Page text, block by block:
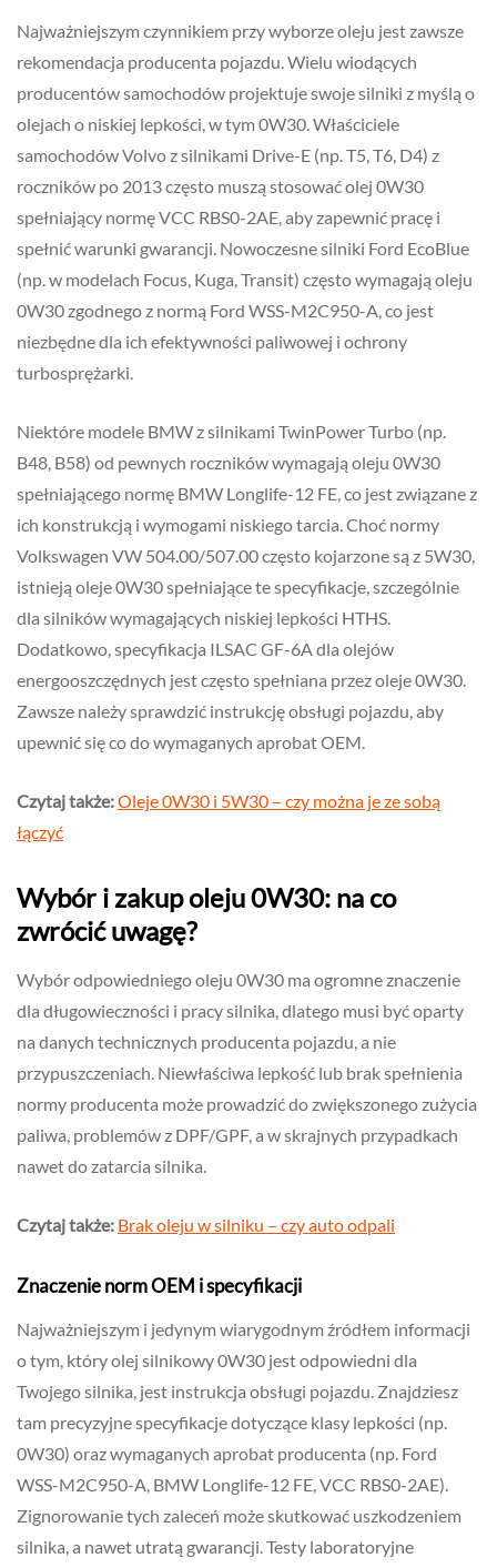
Najważniejszym czynnikiem przy wyborze oleju jest zawsze
rekomendacja producenta pojazdu. Wielu wiodących
producentów samochodów projektuje swoje silniki z myślą o
olejach o niskiej lepkości, w tym 0W30. Właściciele
samochodów Volvo z silnikami Drive-E (np. T5, T6, D4) z
roczników po 2013 często muszą stosować olej 0W30
spełniający normę VCC RBS0-2AE, aby zapewnić pracę i
spełnić warunki gwarancji. Nowoczesne silniki Ford EcoBlue
(np. w modelach Focus, Kuga, Transit) często wymagają oleju
0W30 zgodnego z normą Ford WSS-M2C950-A, co jest
niezbędne dla ich efektywności paliwowej i ochrony
turbosprężarki.
Niektóre modele BMW z silnikami TwinPower Turbo (np.
B48, B58) od pewnych roczników wymagają oleju 0W30
spełniającego normę BMW Longlife-12 FE, co jest związane z
ich konstrukcją i wymogami niskiego tarcia. Choć normy
Volkswagen VW 504.00/507.00 często kojarzone są z 5W30,
istnieją oleje 0W30 spełniające te specyfikacje, szczególnie
dla silników wymagających niskiej lepkości HTHS.
Dodatkowo, specyfikacja ILSAC GF-6A dla olejów
energooszczędnych jest często spełniana przez oleje 0W30.
Zawsze należy sprawdzić instrukcję obsługi pojazdu, aby
upewnić się co do wymaganych aprobat OEM.
Czytaj także:Oleje 0W30 i 5W30 – czy można je ze sobą
łączyć
Wybór i zakup oleju 0W30: na co
zwrócić uwagę?
Wybór odpowiedniego oleju 0W30 ma ogromne znaczenie
dla długowieczności i pracy silnika, dlatego musi być oparty
na danych technicznych producenta pojazdu, a nie
przypuszczeniach. Niewłaściwa lepkość lub brak spełnienia
normy producenta może prowadzić do zwiększonego zużycia
paliwa, problemów z DPF/GPF, a w skrajnych przypadkach
nawet do zatarcia silnika.
Czytaj także: Brak oleju w silniku – czy auto odpali
Znaczenie norm OEM i specyfikacji
Najważniejszym i jedynym wiarygodnym źródłem informacji
o tym, który olej silnikowy 0W30 jest odpowiedni dla
Twojego silnika, jest instrukcja obsługi pojazdu. Znajdziesz
tam precyzyjne specyfikacje dotyczące klasy lepkości (np.
0W30) oraz wymaganych aprobat producenta (np. Ford
WSS-M2C950-A, BMW Longlife-12 FE, VCC RBS0-2AE).
Zignorowanie tych zaleceń może skutkować uszkodzeniem
silnika, a nawet utratą gwarancji. Testy laboratoryjne